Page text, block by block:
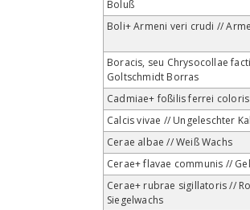
Boluß
Boli+ Armeni veri crudi //
Boracis, seu Chrysocollae
Goltschmidt Borras
Cadmiae+ foßilis ferrei
Calcis vivae // Ungeleschter
Cerae albae // Weiß Wachs
Cerae+ flavae communis //
Cerae+ rubrae sigillatoris //
Siegelwachs